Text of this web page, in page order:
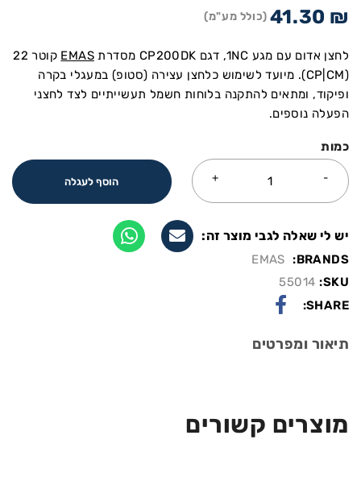
41.30 ₪ (כולל מע"מ)
לחצן אדום עם מגע 1NC, דגם CP200DK מסדרת EMAS
קוטר 22
(CP|CM). מיועד לשימוש כלחצן עצירה (סטופ) במעגלי בקרה
ופיקוד, ומתאים להתקנה בלוחות חשמל תעשייתיים לצד לחצני
הפעלה נוספים.
כמות
הוסף לעגלה
יש לי שאלה לגבי מוצר זה:
BRANDS:
EMAS
SKU:
55014
SHARE:
תיאור ומפרטים
מוצרים קשורים